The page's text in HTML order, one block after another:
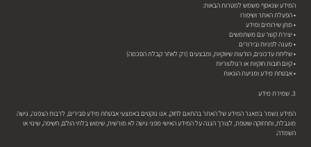
המידע שנאסף משמש למטרות הבאות:
• הפעלת האתר ושיפורו
• מתן שירותים ומידע
• יצירת קשר עם משתמשים
• מענה לפניות ובירורים
• שליחת עדכונים, הודעות שיווקיות, ומבצעים (רק לאחר קבלת הסכמה)
• קיום חובות חוקיות או רגולטוריות
• אבטחת מידע ומניעת הונאות
3. שמירת מידע
המידע נשמר במאגר המידע של האתר בהתאם לחוק. אנו נוקטים באמצעי אבטחת מידע סבירים, לרבות הצפנה, גישה
מוגבלת, ותחזוקה שוטפת, לצורך הגנה על המידע האישי מפני גישה לא מורשית, שימוש בלתי הולם, חשיפה, שינוי או
השמדה.